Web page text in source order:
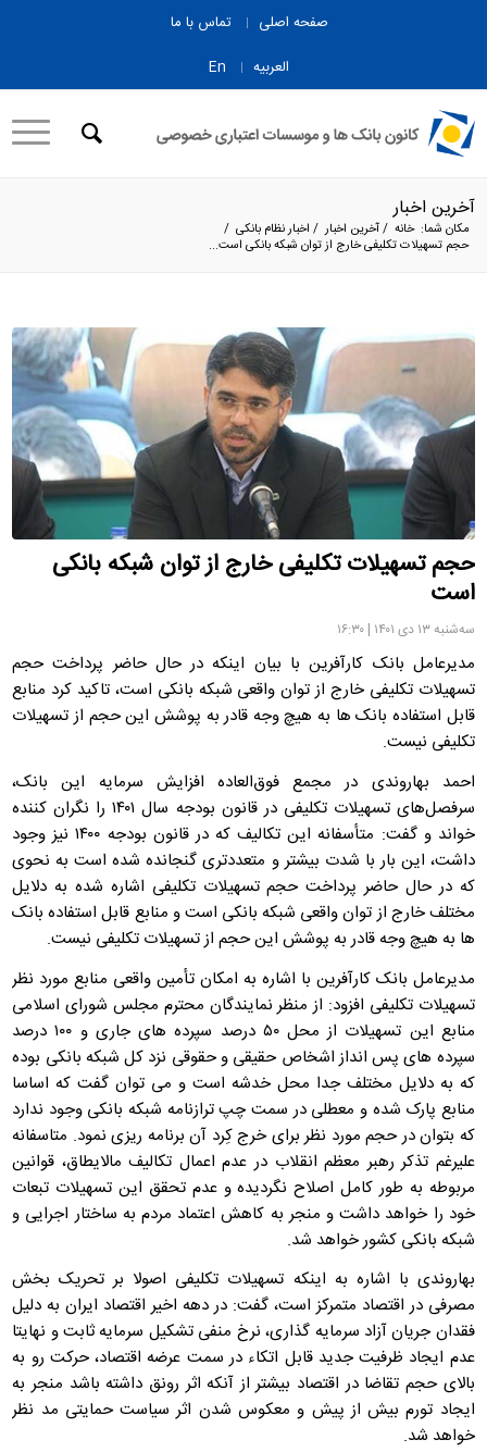
صفحه اصلی
تماس با ما
العربیه
En
آخرین اخبار
مکان شما: خانه /آخرین اخبار / اخبار نظام بانکی /
حجم تسهیلات تکلیفی خارج از توان شبکه بانکی است...
حجم تسهیلات تکلیفی خارج از توان شبکه بانکی
است
سه‌شنبه ۱۳ دی ۱۴۰۱ | ۱۶:۳۰
مدیرعامل بانک کارآفرین با بیان اینکه در حال حاضر پرداخت حجم
تسهیلات تکلیفی خارج از توان واقعی شبکه بانکی است، تاکید کرد منابع
قابل استفاده بانک ها به هیچ وجه قادر به پوشش این حجم از تسهیلات
تکلیفی نیست.
احمد بهاروندی در مجمع فوق‌العاده افزایش سرمایه این بانک،
سرفصل‌های تسهیلات تکلیفی در قانون بودجه سال ۱۴۰۱ را نگران کننده
خواند و گفت: متأسفانه این تکالیف که در قانون بودجه ۱۴۰۰ نیز وجود
داشت، این بار با شدت بیشتر و متعددتری گنجانده شده است به نحوی
که در حال حاضر پرداخت حجم تسهیلات تکلیفی اشاره شده به دلایل
مختلف خارج از توان واقعی شبکه بانکی است و منابع قابل استفاده بانک
ها به هیچ وجه قادر به پوشش این حجم از تسهیلات تکلیفی نیست.
مدیرعامل بانک کارآفرین با اشاره به امکان تأمین واقعی منابع مورد نظر
تسهیلات تکلیفی افزود: از منظر نمایندگان محترم مجلس شورای اسلامی
منابع این تسهیلات از محل ۵۰ درصد سپرده های جاری و ۱۰۰ درصد
سپرده های پس انداز اشخاص حقیقی و حقوقی نزد کل شبکه بانکی بوده
که به دلایل مختلف جدا محل خدشه است و می توان گفت که اساسا
منابع پارک شده و معطلی در سمت چپ ترازنامه شبکه بانکی وجود ندارد
که بتوان در حجم مورد نظر برای خرج کِرد آن برنامه ریزی نمود. متاسفانه
علیرغم تذکر رهبر معظم انقلاب در عدم اعمال تکالیف مالایطاق، قوانین
مربوطه به طور کامل اصلاح نگردیده و عدم تحقق این تسهیلات تبعات
خود را خواهد داشت و منجر به کاهش اعتماد مردم به ساختار اجرایی و
شبکه بانکی کشور خواهد شد.
بهاروندی با اشاره به اینکه تسهیلات تکلیفی اصولا بر تحریک بخش
مصرفی در اقتصاد متمرکز است، گفت: در دهه اخیر اقتصاد ایران به دلیل
فقدان جریان آزاد سرمایه گذاری، نرخ منفی تشکیل سرمایه ثابت و نهایتا
عدم ایجاد ظرفیت جدید قابل اتکاء در سمت عرضه اقتصاد، حرکت رو به
بالای حجم تقاضا در اقتصاد بیشتر از آنکه اثر رونق داشته باشد منجر به
ایجاد تورم بیش از پیش و معکوس شدن اثر سیاست حمایتی مد نظر
خواهد شد.